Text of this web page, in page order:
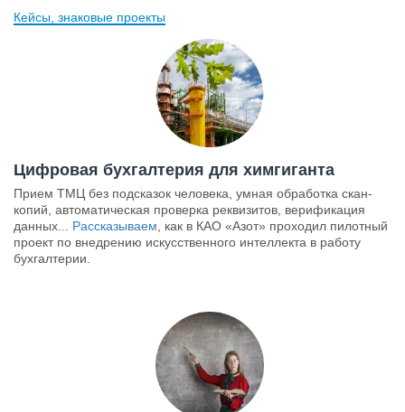
Кейсы, знаковые проекты
Цифровая бухгалтерия для химгиганта
Прием ТМЦ без подсказок человека, умная обработка скан-
копий, автоматическая проверка реквизитов, верификация
данных... Рассказываем , как в КАО «Азот» проходил пилотный
проект по внедрению искусственного интеллекта в работу
бухгалтерии.